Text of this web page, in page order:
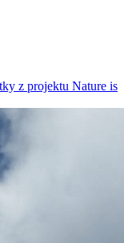
z projektu Nature is